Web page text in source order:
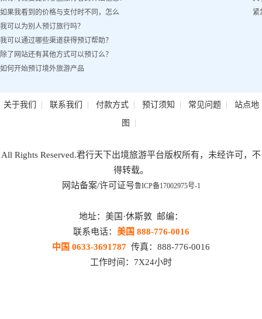
如果我看到的价格与支付时不同，怎么
办？
我可以为别人预订旅行吗？
我可以通过哪些渠道获得预订帮助？
除了网站还有其他方式可以预订么？
如何开始预订境外旅游产品
紧
关于我们 | 联系我们 | 付款方式| 预订须知 | 常见问题| 站点地
图 |
All Rights Reserved.君行天下出境旅游平台版权所有，未经许可，不
得转载。
网站备案/许可证号鲁ICP备17002975号-1
地址：美国·休斯敦 邮编：
联系电话： 美国 888-776-0016
中国 0633-3691787 传真：888-776-0016
工作时间：7X24小时